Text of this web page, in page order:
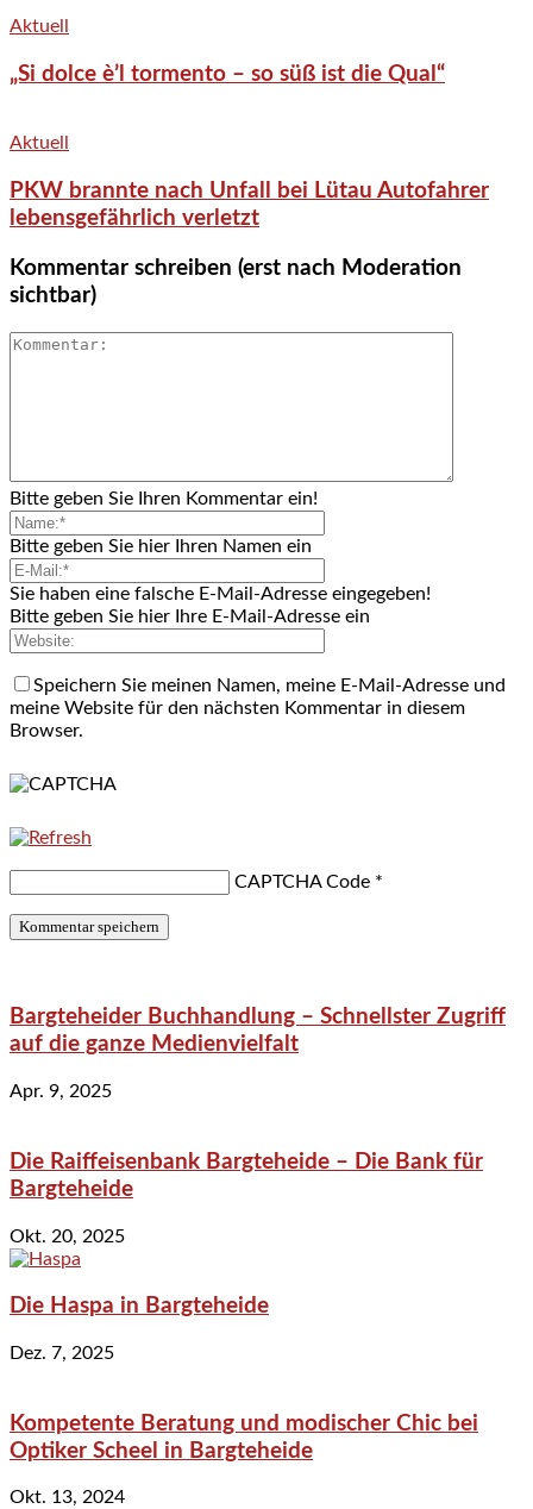
Aktuell
„Si dolce è’l tormento – so süß ist die Qual“
Aktuell
PKW brannte nach Unfall bei Lütau Autofahrer
lebensgefährlich verletzt
Kommentar schreiben (erst nach Moderation
sichtbar)
Bitte geben Sie Ihren Kommentar ein!
Bitte geben Sie hier Ihren Namen ein
Sie haben eine falsche E-Mail-Adresse eingegeben!
Bitte geben Sie hier Ihre E-Mail-Adresse ein
Speichern Sie meinen Namen, meine E-Mail-Adresse und
meine Website für den nächsten Kommentar in diesem
Browser.
CAPTCHA Code *
Bargteheider Buchhandlung – Schnellster Zugriff
auf die ganze Medienvielfalt
Apr. 9, 2025
Die Raiffeisenbank Bargteheide – Die Bank für
Bargteheide
Okt. 20, 2025
Die Haspa in Bargteheide
Dez. 7, 2025
Kompetente Beratung und modischer Chic bei
Optiker Scheel in Bargteheide
Okt. 13, 2024